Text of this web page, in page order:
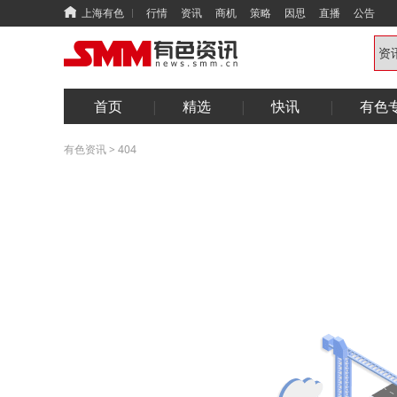
上海有色 行情 资讯 商机 策略 因思 直播 公告
首页 精选 快讯 有色
有色资讯> 404